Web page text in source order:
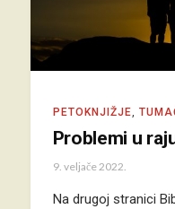
PETOKNJIŽJE,
Problemi u
9. veljače 2022.
Na drugoj stranici